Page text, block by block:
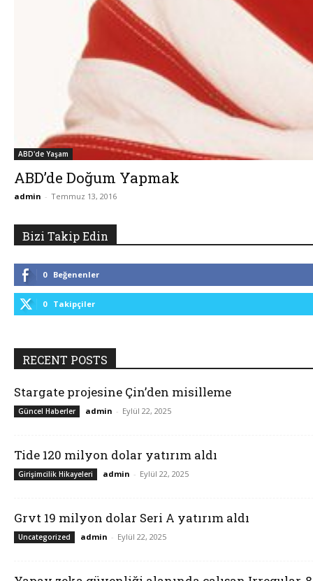
ABD'de Yaşam
ABD’de Doğum Yapmak
admin - Temmuz 13, 2016
Bizi Takip Edin
0 Beğenenler
0 Takipçiler
RECENT POSTS
Stargate projesine Çin’den misilleme
Güncel Haberler admin - Eylül 22, 2025
Tide 120 milyon dolar yatırım aldı
Girişimcilik Hikayeleri admin - Eylül 22, 2025
Grvt 19 milyon dolar Seri A yatırım aldı
Uncategorized admin - Eylül 22, 2025